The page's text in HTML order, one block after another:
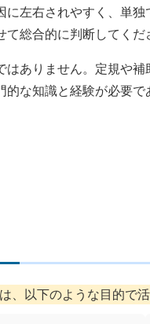
左右されやすく、単
総合的に判断してくだ
はありません。定規や
な知識と経験が必要で
は、以下のような目的で